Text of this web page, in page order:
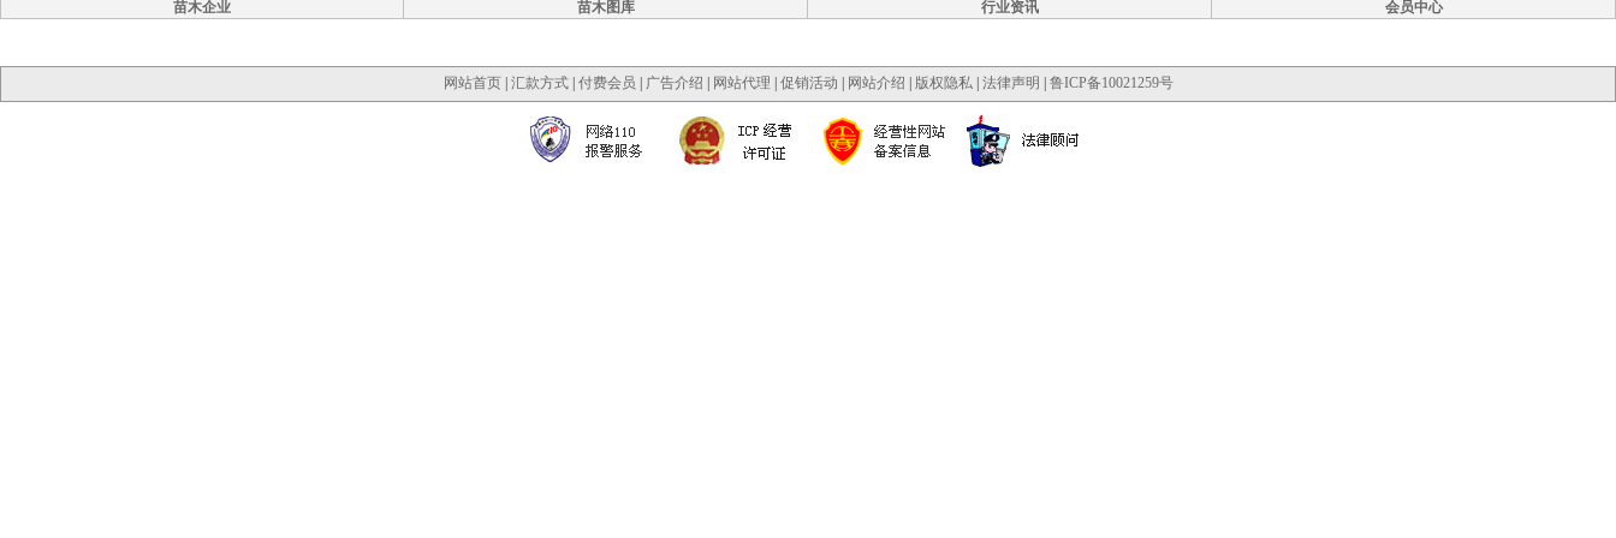
苗木企业 苗木图库 行业资讯 会员中心
网站首页| 汇款方式| 付费会员 广告介绍 网站代理 促销活动 网站介绍 版权隐私| 法律声明 鲁ICP备10021259号